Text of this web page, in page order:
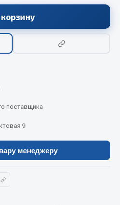
поставщика
9
менеджеру